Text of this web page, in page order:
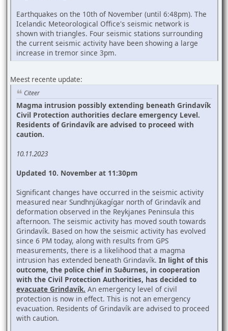
Earthquakes on the 10th of November (until 6:48pm). The
Icelandic Meteorological Office's seismic network is
shown with triangles. Four seismic stations surrounding
the current seismic activity have been showing a large
increase in tremor since 3pm.
Meest recente update:
Citeer
Magma intrusion possibly extending beneath Grindavík
Civil Protection authorities declare emergency Level.
Residents of Grindavík are advised to proceed with
caution.
10.11.2023
Updated 10. November at 11:30pm
Significant changes have occurred in the seismic activity
measured near Sundhnjúkagígar north of Grindavík and
deformation observed in the Reykjanes Peninsula this
afternoon. The seismic activity has moved south towards
Grindavík. Based on how the seismic activity has evolved
since 6 PM today, along with results from GPS
measurements, there is a likelihood that a magma
intrusion has extended beneath Grindavík. In light of this
outcome, the police chief in Suðurnes, in cooperation
with the Civil Protection Authorities, has decided to
evacuate Grindavík. An emergency level of civil
protection is now in effect. This is not an emergency
evacuation. Residents of Grindavík are advised to proceed
with caution.